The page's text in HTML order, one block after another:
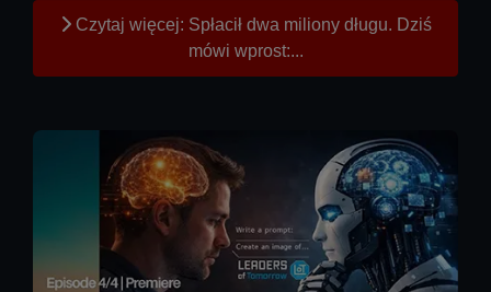
Czytaj więcej: Spłacił dwa miliony długu. Dziś
mówi wprost:...